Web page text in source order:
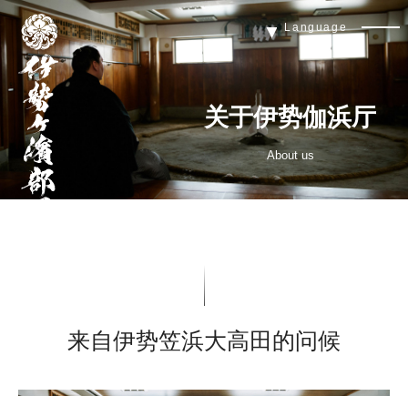
伊
勢
ヶ
濱
部
屋
Language
Menu
关于伊势伽浜厅
About us
来自伊势笠浜大高田的问候